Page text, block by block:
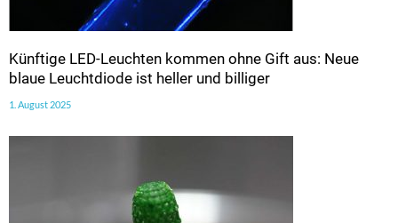
Künftige LED-Leuchten kommen ohne Gift aus: Neue
blaue Leuchtdiode ist heller und billiger
1. August 2025